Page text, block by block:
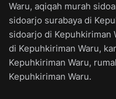
Waru, aqiqah murah
sidoarjo surabaya di
sidoarjo di Kepuhkiriman
di Kepuhkiriman Waru,
Kepuhkiriman Waru,
Kepuhkiriman Waru.